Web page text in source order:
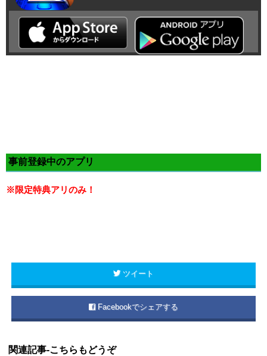
事前登録中のアプリ
※限定特典アリのみ！
ツイート
Facebookでシェアする
関連記事-こちらもどうぞ